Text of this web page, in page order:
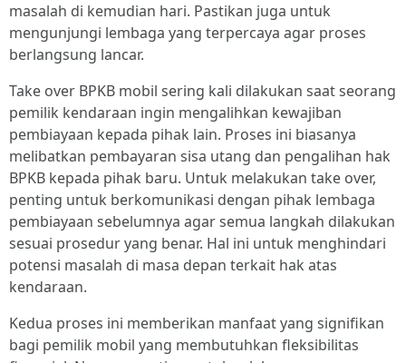
masalah di kemudian hari. Pastikan juga untuk
mengunjungi lembaga yang terpercaya agar proses
berlangsung lancar.
Take over BPKB mobil sering kali dilakukan saat seorang
pemilik kendaraan ingin mengalihkan kewajiban
pembiayaan kepada pihak lain. Proses ini biasanya
melibatkan pembayaran sisa utang dan pengalihan hak
BPKB kepada pihak baru. Untuk melakukan take over,
penting untuk berkomunikasi dengan pihak lembaga
pembiayaan sebelumnya agar semua langkah dilakukan
sesuai prosedur yang benar. Hal ini untuk menghindari
potensi masalah di masa depan terkait hak atas
kendaraan.
Kedua proses ini memberikan manfaat yang signifikan
bagi pemilik mobil yang membutuhkan fleksibilitas